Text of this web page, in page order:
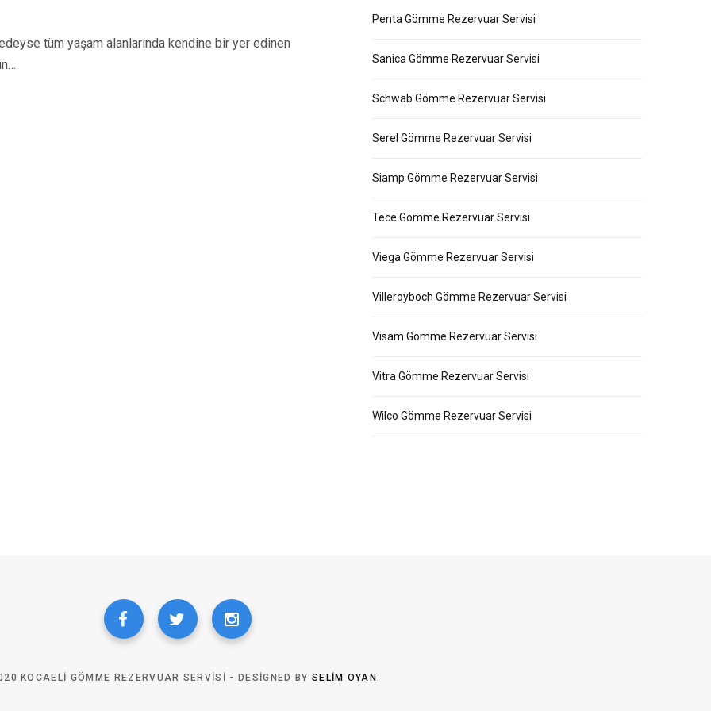
tüm yaşam alanlarında kendine bir yer edinen
Penta Gömme Rezervuar Servisi
Sanica Gömme Rezervuar Servisi
Schwab Gömme Rezervuar Servisi
Serel Gömme Rezervuar Servisi
Siamp Gömme Rezervuar Servisi
Tece Gömme Rezervuar Servisi
Viega Gömme Rezervuar Servisi
Villeroyboch Gömme Rezervuar Servisi
Visam Gömme Rezervuar Servisi
Vitra Gömme Rezervuar Servisi
Wilco Gömme Rezervuar Servisi
KOCAELI GÖMME REZERVUAR SERVISI - DESIGNED BY SELIM OYAN